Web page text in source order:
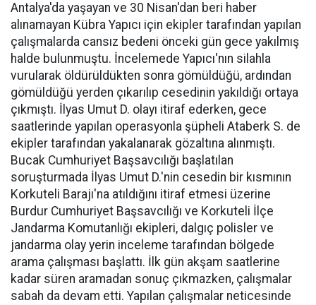
Antalya'da yaşayan ve 30 Nisan'dan beri haber
alınamayan Kübra Yapıcı için ekipler tarafından yapılan
çalışmalarda cansız bedeni önceki gün gece yakılmış
halde bulunmuştu. İncelemede Yapıcı'nın silahla
vurularak öldürüldükten sonra gömüldüğü, ardından
gömüldüğü yerden çıkarılıp cesedinin yakıldığı ortaya
çıkmıştı. İlyas Umut D. olayı itiraf ederken, gece
saatlerinde yapılan operasyonla şüpheli Ataberk S. de
ekipler tarafından yakalanarak gözaltına alınmıştı.
Bucak Cumhuriyet Başsavcılığı başlatılan
soruşturmada İlyas Umut D.'nin cesedin bir kısmının
Korkuteli Barajı'na atıldığını itiraf etmesi üzerine
Burdur Cumhuriyet Başsavcılığı ve Korkuteli İlçe
Jandarma Komutanlığı ekipleri, dalgıç polisler ve
jandarma olay yerin inceleme tarafından bölgede
arama çalışması başlattı. İlk gün akşam saatlerine
kadar süren aramadan sonuç çıkmazken, çalışmalar
sabah da devam etti. Yapılan çalışmalar neticesinde